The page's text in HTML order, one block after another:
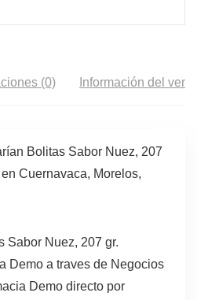
(0) Información del
Bolitas Sabor Nuez, 207
Cuernavaca, Morelos,
Sabor Nuez, 207 gr.
Demo a traves de Negocios
Demo directo por